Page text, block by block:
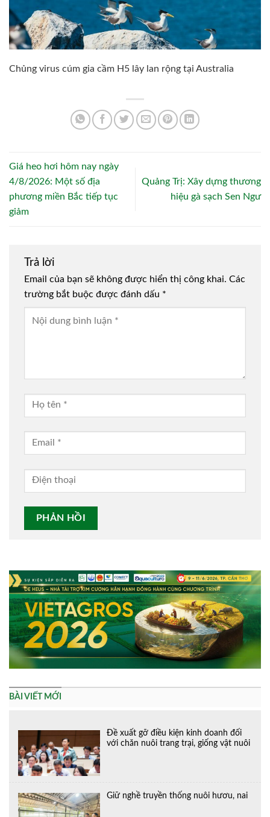
Chủng virus cúm gia cầm H5 lây lan rộng tại Australia
Giá heo hơi hôm nay ngày
4/8/2026: Một số địa
phương miền Bắc tiếp tục
giảm
Quảng Trị: Xây dựng thương
hiệu gà sạch Sen Ngư
Trả lời
Email của bạn sẽ không được hiển thị công khai. Các
trường bắt buộc được đánh dấu *
BÀI VIẾT MỚI
Đề xuất gỡ điều kiện kinh doanh đối
với chăn nuôi trang trại, giống vật nuôi
Giữ nghề truyền thống nuôi hươu, nai